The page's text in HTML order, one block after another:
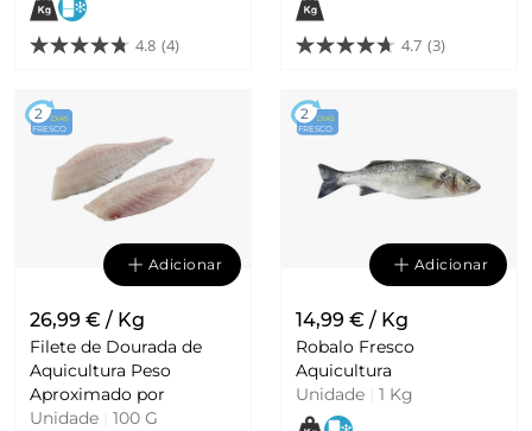
4.8 (4) 4.7 (3)
2 DIAS
FRESCO
Adicionar
26,99 € / Kg
Filete de Dourada de
Aquicultura Peso
Aproximado por
Unidade
100 G
2 DIAS
FRESCO
Adicionar
14,99 € / Kg
Robalo Fresco
Aquicultura
Unidade
1 Kg